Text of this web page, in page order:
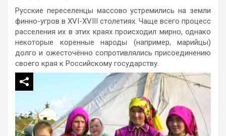
Русские переселенцы массово устремились на земли
финно-угров в XVI-XVIII столетиях. Чаще всего процесс
расселения их в этих краях происходил мирно, однако
некоторые коренные народы (например, марийцы)
долго и ожесточённо сопротивлялись присоединению
своего края к Российскому государству.